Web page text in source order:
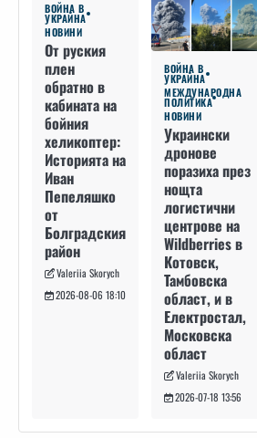
ВОЙНА В
УКРАЙНА
НОВИНИ
От руския
плен
обратно в
кабината на
бойния
хеликоптер:
Историята на
Иван
Пепеляшко
от
Болградския
район
Valeriia Skorych
2026-08-06 18:10
ВОЙНА В
УКРАЙНА
МЕЖДУНАРОДНА
ПОЛИТИКА
НОВИНИ
Украински
дронове
поразиха през
нощта
логистични
центрове на
Wildberries в
Котовск,
Тамбовска
област, и в
Електростал,
Московска
област
Valeriia Skorych
2026-07-18 13:56